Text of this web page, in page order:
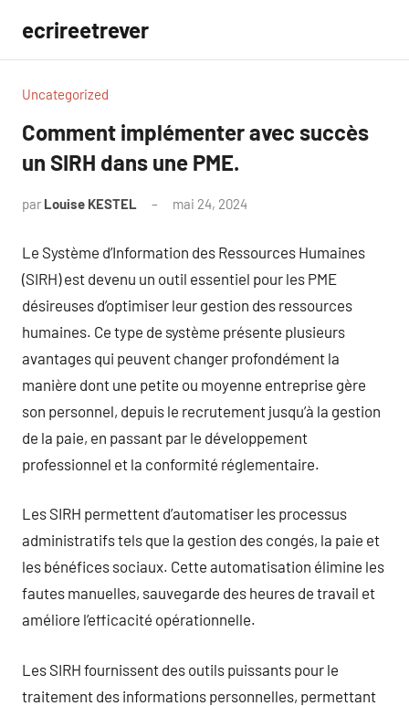
contenu
ecrireetrever
Uncategorized
Comment implémenter avec succès
un SIRH dans une PME.
par Louise KESTEL mai 24, 2024
Le Système d’Information des Ressources Humaines
(SIRH) est devenu un outil essentiel pour les PME
désireuses d’optimiser leur gestion des ressources
humaines. Ce type de système présente plusieurs
avantages qui peuvent changer profondément la
manière dont une petite ou moyenne entreprise gère
son personnel, depuis le recrutement jusqu’à la gestion
de la paie, en passant par le développement
professionnel et la conformité réglementaire.
Les SIRH permettent d’automatiser les processus
administratifs tels que la gestion des congés, la paie et
les bénéfices sociaux. Cette automatisation élimine les
fautes manuelles, sauvegarde des heures de travail et
améliore l’efficacité opérationnelle.
Les SIRH fournissent des outils puissants pour le
traitement des informations personnelles, permettant